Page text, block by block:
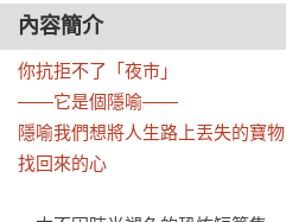
內容簡介
你抗拒不了「夜市」
——它是個隱喻——
隱喻我們想將人生路上丟失的寶物
找回來的心